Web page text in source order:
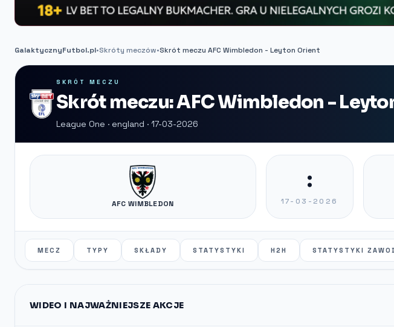
GalaktycznyFutbol.pl•Skróty meczów•Skrót meczu AFC Wimbledon - Leyton Orient
SKRÓT MECZU
Skrót meczu: AFC Wimbledon -
League One · england · 17-03-2026
AFC WIMBLEDON
:
17-03-2026
MECZ TYPY SKŁADY STATYSTYKI H2H STATYSTYKI
WIDEO I NAJWAŻNIEJSZE AKCJE